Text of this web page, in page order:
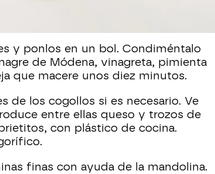
y ponlos en un bol. Condiméntalo
de Módena, vinagreta, pimienta
que macere unos diez minutos.
de los cogollos si es necesario. Ve
entre ellas queso y trozos de
con plástico de cocina.
finas con ayuda de la mandolina.